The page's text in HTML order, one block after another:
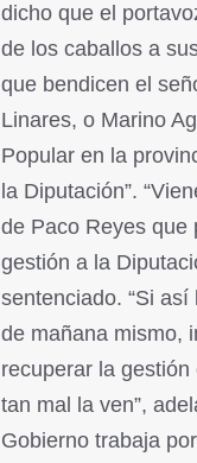
dicho que el
de los caballos a
que bendicen el
Linares, o Marino
Popular en la
la Diputación”.
de Paco Reyes que
gestión a la
sentenciado. “Si
de mañana mismo,
recuperar la
tan mal la ven”,
Gobierno trabaja